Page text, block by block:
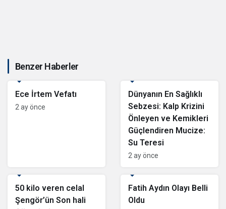
Benzer Haberler
Ece İrtem Vefatı
2 ay önce
Dünyanın En Sağlıklı
Sebzesi: Kalp Krizini
Önleyen ve Kemikleri
Güçlendiren Mucize:
Su Teresi
2 ay önce
50 kilo veren celal
Şengör’ün Son hali
Fatih Aydın Olayı Belli
Oldu